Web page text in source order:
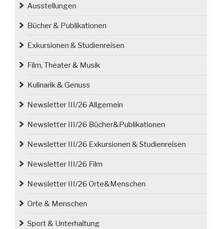
Ausstellungen
Bücher & Publikationen
Exkursionen & Studienreisen
Film, Theater & Musik
Kulinarik & Genuss
Newsletter III/26 Allgemein
Newsletter III/26 Bücher&Publikationen
Newsletter III/26 Exkursionen & Studienreisen
Newsletter III/26 Film
Newsletter III/26 Orte&Menschen
Orte & Menschen
Sport & Unterhaltung